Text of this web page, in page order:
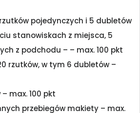
pojedynczych i 5 dubletów
stanowiskach z miejsca, 5
z podchodu – – max. 100 pkt
rzutków, w tym 6 dubletów –
max. 100 pkt
przebiegów makiety – max.